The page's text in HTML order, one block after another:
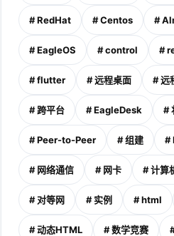
# RedHat # Centos #
# EagleOS # control #
# flutter # 远程桌面 # 远
# 跨平台 # EagleDesk #
# Peer-to-Peer # 组建 #
# 网络通信 # 网卡 # 计算
# 对等网 # 实例 # html
# 动态HTML # 数学竞赛